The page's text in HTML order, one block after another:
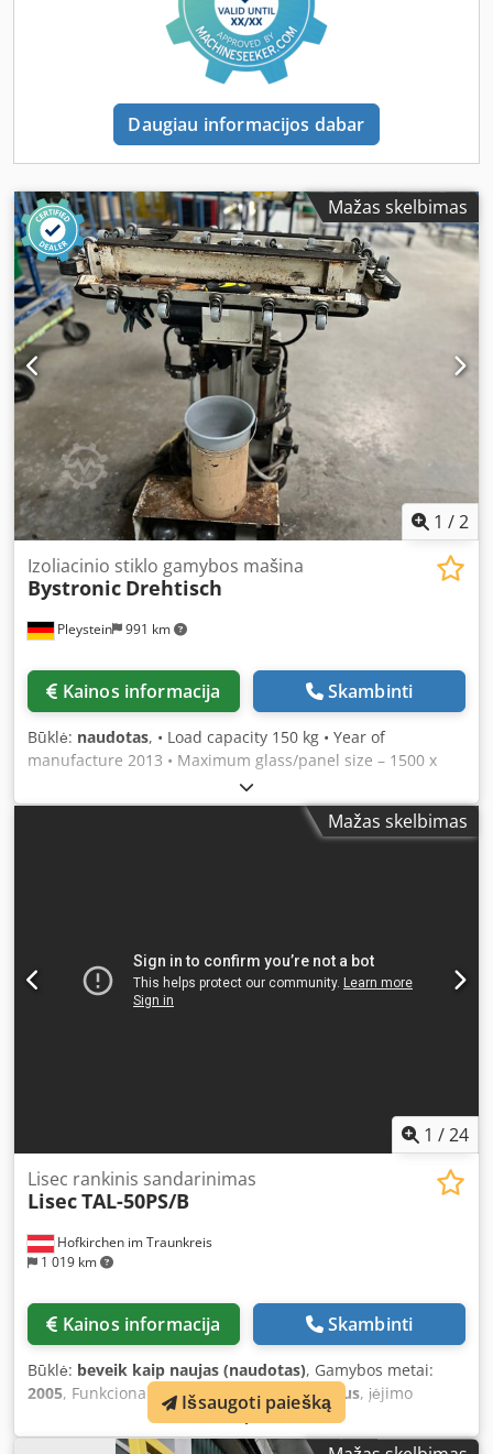
Daugiau informacijos dabar
Mažas skelbimas
1 /2
Pleystein 991 km
Izoliacinio stiklo gamybos mašina
Bystronic Drehtisch
Kainos informacija Skambinti
Būklė: naudotas, • Load capacity 150 kg • Year of
manufacture 2013 • Maximum glass/panel size – 1500 x
2400 mm • Machine no. – L-220.1743 Dcodpfxowcm U Hs
Anksk • Price on request
Mažas skelbimas
1 /24
Hofkirchen im Traunkreis
1 019 km
Lisec rankinis sandarinimas
LisecTAL-50PS/B
Kainos informacija Skambinti
Būklė: beveik kaip naujas (naudotas), Gamybos metai:
2005, Funkcionalumas: visiškai funkcionalus, įėjimo
, įvesties srovės tipas: trifazis, Lisec rankinis
sandarinimo įrenginys TAL-50PS/B Lisec 2K rankinis
Išsaugoti paiešką